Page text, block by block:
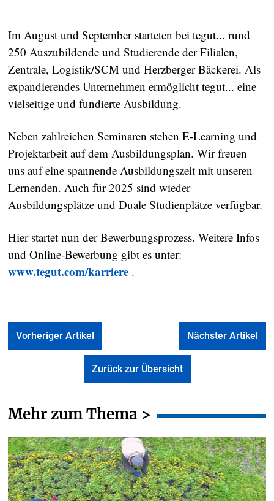
Im August und September starteten bei tegut... rund
250 Auszubildende und Studierende der Filialen,
Zentrale, Logistik/SCM und Herzberger Bäckerei. Als
expandierendes Unternehmen ermöglicht tegut... eine
vielseitige und fundierte Ausbildung.
Neben zahlreichen Seminaren stehen E-Learning und
Projektarbeit auf dem Ausbildungsplan. Wir freuen
uns auf eine spannende Ausbildungszeit mit unseren
Lernenden. Auch für 2025 sind wieder
Ausbildungsplätze und Duale Studienplätze verfügbar.
Hier startet nun der Bewerbungsprozess. Weitere Infos
und Online-Bewerbung gibt es unter:
www.tegut.com/karriere .
Vorheriger Artikel Nächster Artikel
Zurück zur Übersicht
Mehr zum Thema >